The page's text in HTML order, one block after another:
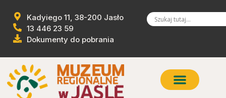
Kadyiego 11, 38-200 Jasło
13 446 23 59
Dokumenty do pobrania